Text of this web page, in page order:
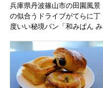
兵庫県丹波篠山市の田園風景
の似合うドライブがてらに丁
度いい秘境パン「和みぱん み
っくり!